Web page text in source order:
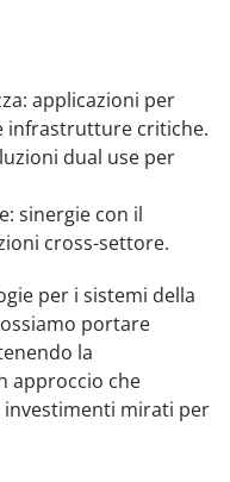
applicazioni per
infrastrutture critiche.
dual use per
sinergie con il
cross-settore.
per i sistemi della
portare
la
approccio che
mirati per